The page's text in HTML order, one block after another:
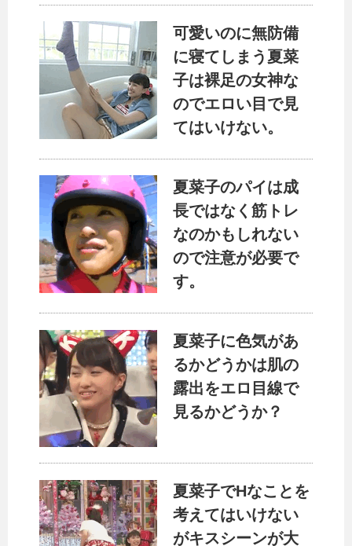
可愛いのに無防備
に寝てしまう夏菜
子は裸足の女神な
のでエロい目で見
てはいけない。
夏菜子のパイは成
長ではなく筋トレ
なのかもしれない
ので注意が必要で
す。
夏菜子に色気があ
るかどうかは肌の
露出をエロ目線で
見るかどうか？
夏菜子でHなことを
考えてはいけない
がキスシーンが大